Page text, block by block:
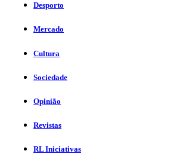
Desporto
Mercado
Cultura
Sociedade
Opinião
Revistas
RL Iniciativas